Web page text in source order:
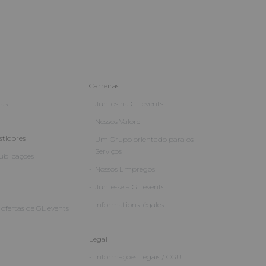
de GL events
Carreiras
Juntos na GL events
Nossos Valore
Um Grupo orientado para os
Serviços
Nossos Empregos
Junte-se à GL events
Informations légales
Legal
Informações Legais / CGU